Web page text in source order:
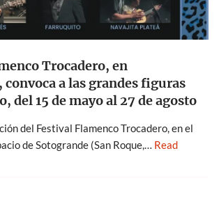
Trocadero, en
convoca a las grandes figuras
del 15 de mayo al 27 de agosto
del Festival Flamenco Trocadero, en el
de Sotogrande (San Roque,… Read